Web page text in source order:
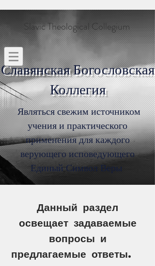
Slavic Theological Collegium
Славянская Богословская
Коллегия
Являться свежим источником
учения и практического
применения для каждого
верующего исповедующего
Единый Символ Веры
Данный раздел
освещает задаваемые
вопросы и
предлагаемые ответы.